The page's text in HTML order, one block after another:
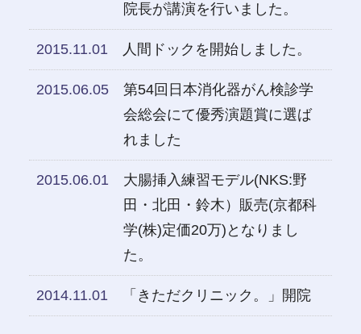
院長が講演を行いました。
2015.11.01 人間ドックを開始しました。
2015.06.05
第54回日本消化器がん検診学
会総会にて優秀演題賞に選ば
れました
2015.06.01
大腸挿入練習モデル(NKS:野
田・北田・鈴木）販売(京都科
学(株)定価20万)となりまし
た。
2014.11.01 「きただクリニック。」開院